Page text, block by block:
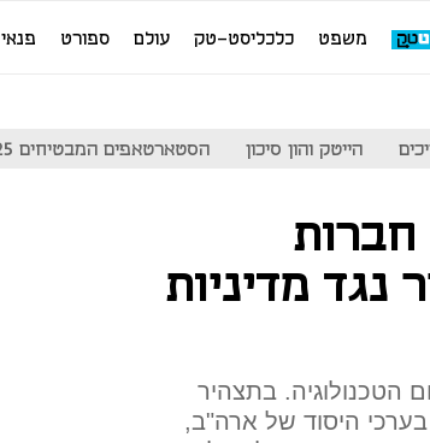
משפט כלכליסט-טק עולם ספורט פנאי
הייטק והון סיכון הסטארטאפים המבטיחים 25
מאפל ועד ליווי'ס: 97 חברות
מדיניות
הטכנולוגיה. בתצהיר
היסוד של ארה"ב,